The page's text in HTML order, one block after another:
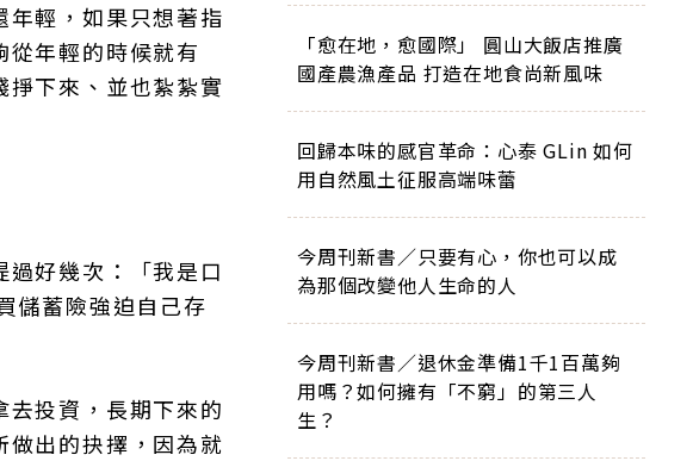
輕，如果只想著指
年輕的時候就有
掙下來、並也紮紮實
好幾次：「我是口
儲蓄險強迫自己存
投資，長期下來的
出的抉擇，因為就
「愈在地，愈國際」 圓山大飯店推廣
國產農漁產品 打造在地食尚新風味
回歸本味的感官革命：心泰 GLin 如何
用自然風土征服高端味蕾
今周刊新書／只要有心，你也可以成
為那個改變他人生命的人
今周刊新書／退休金準備1千1百萬夠
用嗎？如何擁有「不窮」的第三人
生？